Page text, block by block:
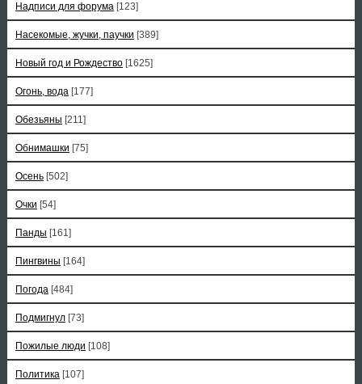
Надписи для форума [123]
Насекомые, жучки, паучки [389]
Новый год и Рождество [1625]
Огонь, вода [177]
Обезьяны [211]
Обнимашки [75]
Осень [502]
Очки [54]
Панды [161]
Пингвины [164]
Погода [484]
Подмигнул [73]
Пожилые люди [108]
Политика [107]